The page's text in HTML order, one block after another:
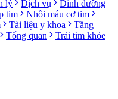
lý Dịch vụ
Dinh dưỡng
tim
Nhồi máu cơ tim
Tài liệu y khoa
Tăng
Tổng quan
Trái tim khỏe